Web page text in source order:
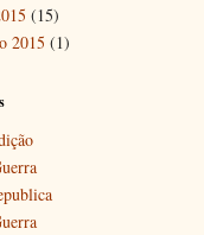
(15)
2015 (1)